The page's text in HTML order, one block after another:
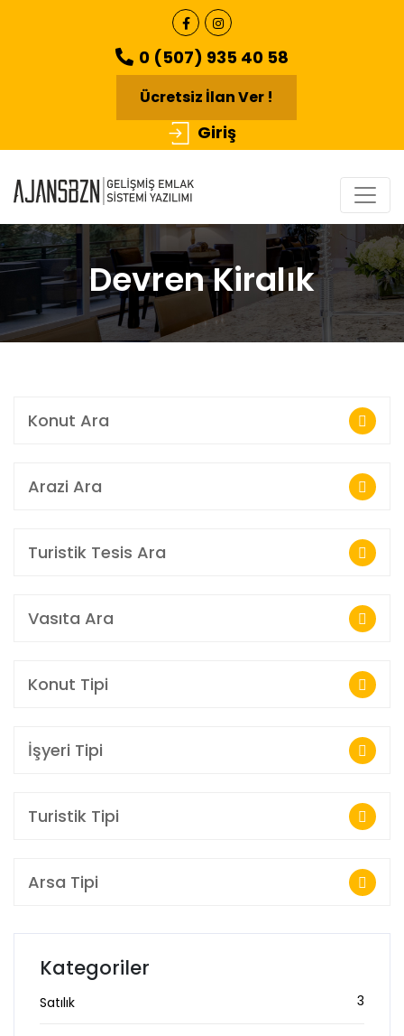
0 (507) 935 40 58
Ücretsiz İlan Ver !
Giriş
Devren Kiralık
Konut Ara
Arazi Ara
Turistik Tesis Ara
Vasıta Ara
Konut Tipi
İşyeri Tipi
Turistik Tipi
Arsa Tipi
Kategoriler
Satılık 3